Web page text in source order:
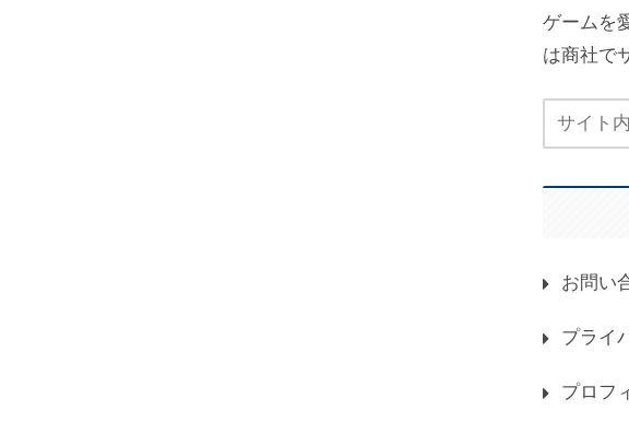
ゲームを
は商社で
お問い
プライ
プロフ